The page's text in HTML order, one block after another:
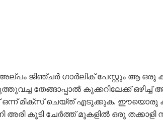
അല്പം ജിഞ്ചർ ഗാർലിക് പേസ്റ്റും ആ
തേങ്ങാപ്പാൽ കുക്കറിലേക്ക്
മിക്സ് ചെയ്ത് എടുക്കുക. ഈയൊരു
അരി കൂടി ചേർത്ത് മുകളിൽ ഒരു